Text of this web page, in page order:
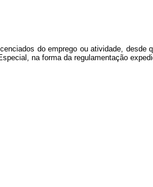
do emprego ou atividade, desde
na forma da regulamentação